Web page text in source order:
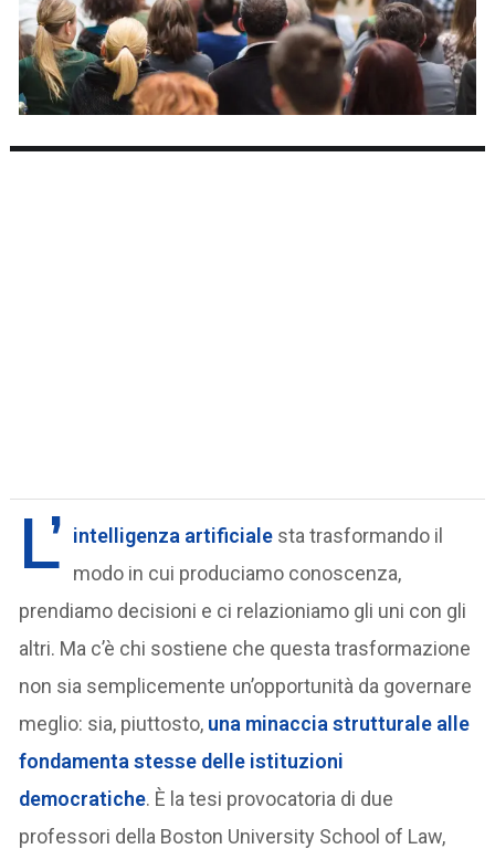
L’ intelligenza artificiale sta trasformando il
modo in cui produciamo conoscenza,
prendiamo decisioni e ci relazioniamo gli uni con gli
altri. Ma c’è chi sostiene che questa trasformazione
non sia semplicemente un’opportunità da governare
meglio: sia, piuttosto, una minaccia strutturale alle
fondamenta stesse delle istituzioni
democratiche. È la tesi provocatoria di due
professori della Boston University School of Law,